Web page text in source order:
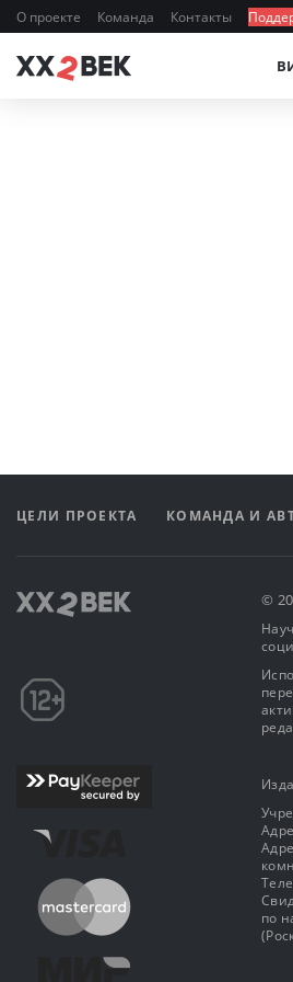
О проекте Команда Контакты
ЦЕЛИ ПРОЕКТА КОМАНДА И
©
по